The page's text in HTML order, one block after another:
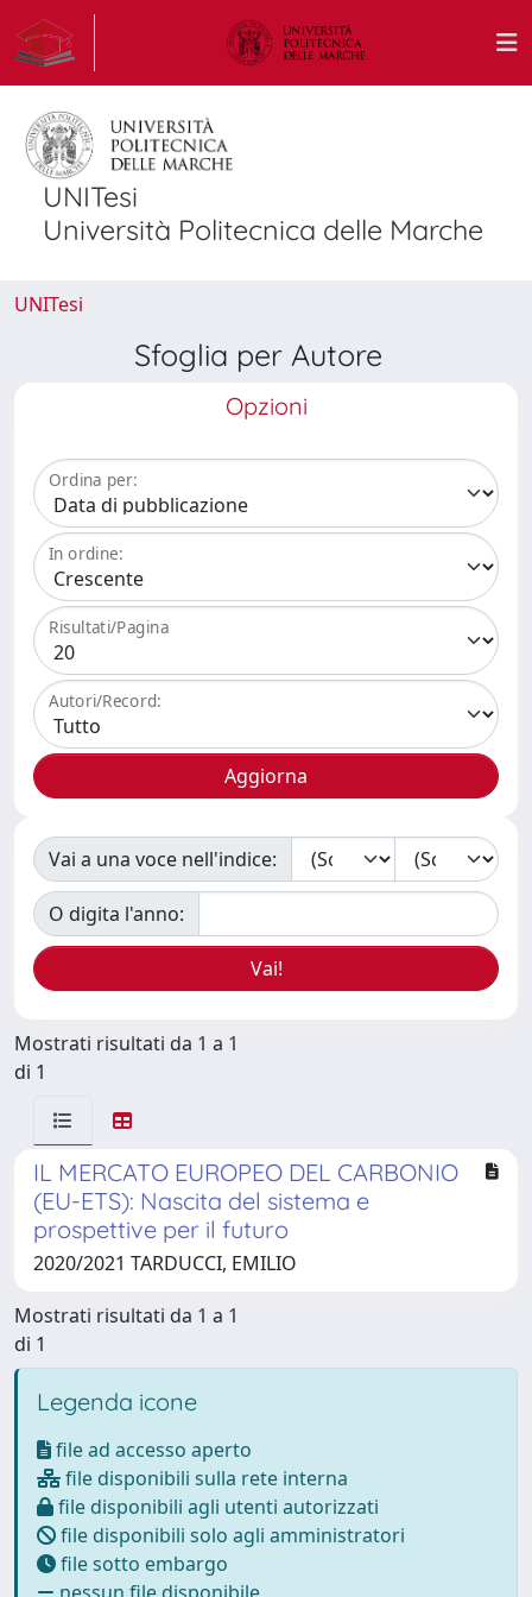
UNITesi
Università Politecnica delle Marche
UNITesi
Sfoglia per Autore
Opzioni
Ordina per:
In ordine:
Risultati/Pagina
Autori/Record:
Vai a una voce nell'indice:
O digita l'anno:
Mostrati risultati da 1 a 1
di 1
IL MERCATO EUROPEO DEL CARBONIO
(EU-ETS): Nascita del sistema e
prospettive per il futuro
2020/2021 TARDUCCI, EMILIO
Mostrati risultati da 1 a 1
di 1
Legenda icone
file ad accesso aperto
file disponibili sulla rete interna
file disponibili agli utenti autorizzati
file disponibili solo agli amministratori
file sotto embargo